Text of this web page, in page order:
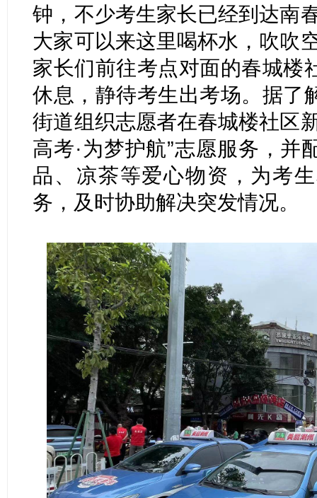
钟，不少考生家长已经到达南
大家可以来这里喝杯水，吹吹
家长们前往考点对面的春城楼
休息，静待考生出考场。据了
街道组织志愿者在春城楼社区
高考·为梦护航”志愿服务，并
品、凉茶等爱心物资，为考
务，及时协助解决突发情况。